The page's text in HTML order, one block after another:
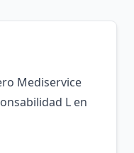
Mediservice
L en